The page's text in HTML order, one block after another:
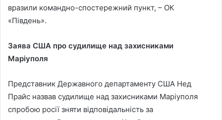
вразили командно-спостережний пункт, – ОК
«Південь».
Заява США про судилище над захисниками
Маріуполя
Представник Державного департаменту США Нед
Прайс назвав судилище над захисниками Маріуполя
спробою росії зняти відповідальність за